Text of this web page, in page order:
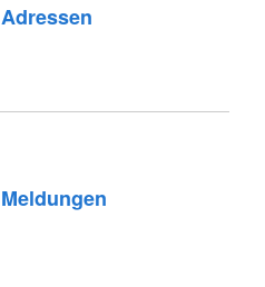
Adressen
Meldungen